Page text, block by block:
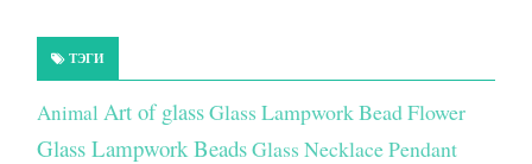
ТЭГИ
Animal Art of glassGlass Lampwork Bead Flower
Glass Lampwork BeadsGlass Necklace Pendant